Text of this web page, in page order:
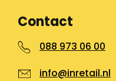
Contact
088 973 06 00
info@inretail.nl